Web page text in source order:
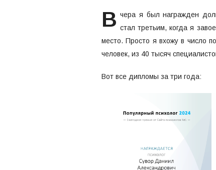
В чера я был награжден
стал третьим, когда я
место. Просто я вхожу в число
человек, из 40 тысяч
Вот все дипломы за три года: